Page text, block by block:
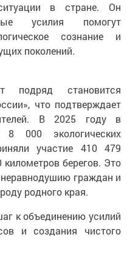
в стране. Он
усилия помогут
сознание и
поколений.
подряд становится
что подтверждает
В 2025 году в
8 000 экологических
участие 410 479
километров берегов. Это
граждан и
родного края.
к объединению усилий
и создания чистого